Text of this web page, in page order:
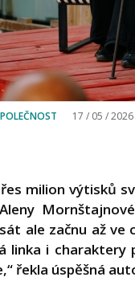
17 / 05 / 2026
milion výtisků
ale začnu až
linka i charaktery
řekla úspěšná